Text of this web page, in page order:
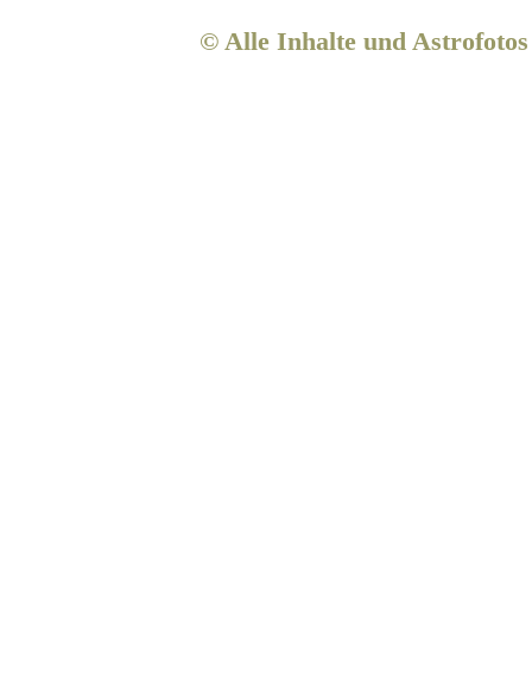
© Alle Inhalte und